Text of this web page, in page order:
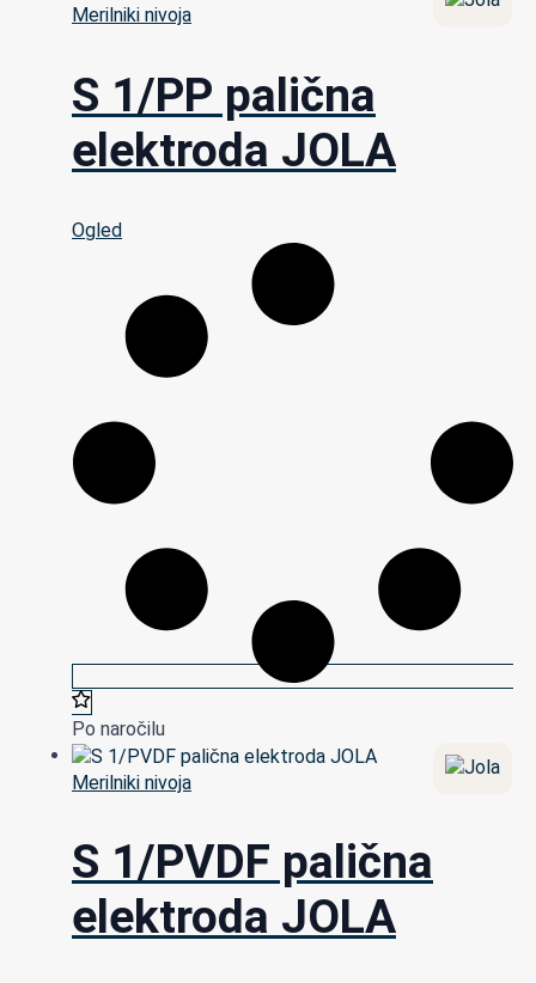
Merilniki nivoja
S 1/PP palična
elektroda JOLA
Ogled
Po naročilu
Merilniki nivoja
S 1/PVDF palična
elektroda JOLA